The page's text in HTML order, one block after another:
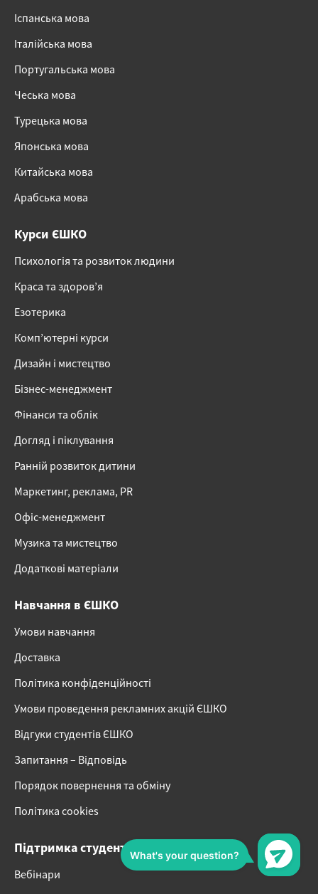
Іспанська мова
Італійська мова
Португальська мова
Чеська мова
Турецька мова
Японська мова
Китайська мова
Арабська мова
Курси ЄШКО
Психологія та розвиток людини
Краса та здоров’я
Езотерика
Комп’ютерні курси
Дизайн і мистецтво
Бізнес-менеджмент
Фінанси та облік
Догляд і піклування
Ранній розвиток дитини
Маркетинг, реклама, PR
Офіс-менеджмент
Музика та мистецтво
Додаткові матеріали
Навчання в ЄШКО
Умови навчання
Доставка
Політика конфіденційності
Умови проведення рекламних акцій ЄШКО
Відгуки студентів ЄШКО
Запитання – Відповідь
Порядок повернення та обміну
Політика cookies
Підтримка студентів
Вебінари